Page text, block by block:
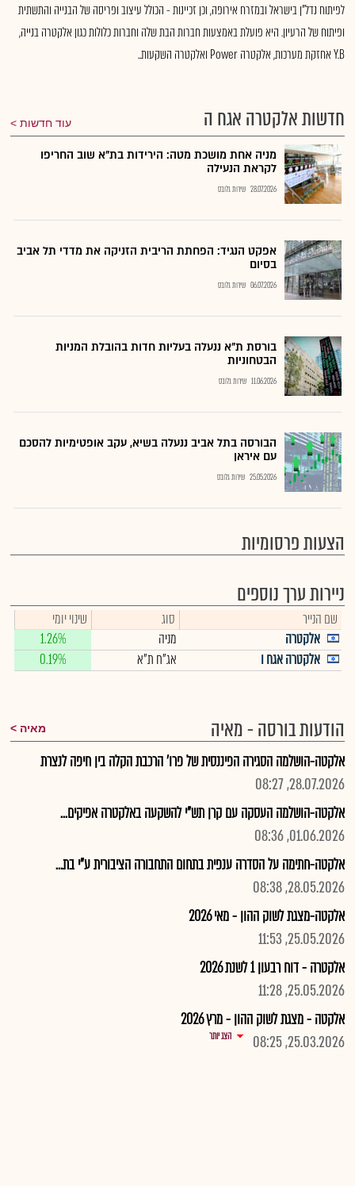
לפיתוח נדל"ן בישראל ובמזרח אירופה, וכן זכיינות - הכולל עיצוב ופריסה של הבנייה והתשתית
ופיתוח של הרעיון. היא פועלת באמצעות חברות הבת שלה וחברות כלולות כגון אלקטרה בנייה,
Y.B אחזקת מערכות, אלקטרה Power ואלקטרה השקעות..
חדשות אלקטרה אגח ה עוד חדשות
מניה אחת מושכת מטה: הירידות בת"א שוב החריפו
לקראת הנעילה
28.07.2026 שירות גלובס
אפקט הנגיד: הפחתת הריבית הזניקה את מדדי תל אביב
בסיום
06.07.2026 שירות גלובס
בורסת ת"א ננעלה בעליות חדות בהובלת המניות
הבטחוניות
11.06.2026 שירות גלובס
הבורסה בתל אביב ננעלה בשיא, עקב אופטימיות להסכם
עם איראן
25.05.2026 שירות גלובס
הצעות פרסומיות
ניירות ערך נוספים
שם הנייר סוג
שינוי יומי
אלקטרה
מניה
1.26%
אלקטרה אגח ו
אג"ח ת"א 0.19%
הודעות בורסה - מאיה מאיה
אלקטה-הושלמה הסגירה הפיננסית של פרו' הרכבת הקלה בין חיפה לנצרת
28.07.2026, 08:27
אלקטה-הושלמה העסקה עם קרן תש"י להשקעה באלקטרה אפיקים...
01.06.2026, 08:36
אלקטה-חתימה על הסדרה ענפית בתחום התחבורה הציבורית ע"י בת...
28.05.2026, 08:38
אלקטה-מצגת לשוק ההון - מאי 2026
25.05.2026, 11:53
אלקטרה - דוח רבעון 1 לשנת 2026
25.05.2026, 11:28
אלקטה - מצגת לשוק ההון - מרץ 2026
25.03.2026, 08:25
הצג יותר